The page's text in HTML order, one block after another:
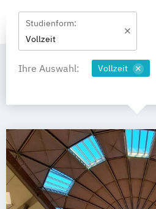
Studienform:
Vollzeit
Ihre Auswahl: Vollzeit